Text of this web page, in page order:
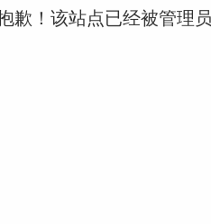
歉！该站点已经被管理